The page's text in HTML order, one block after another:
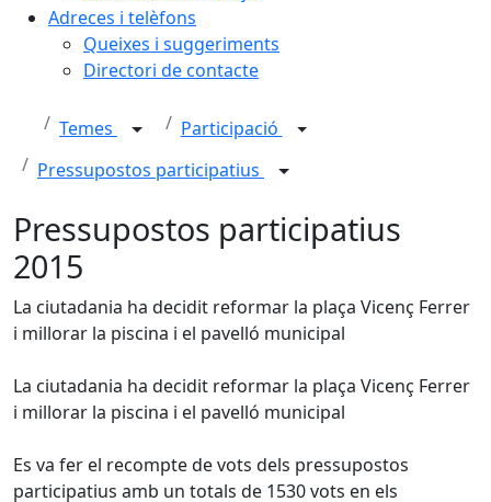
Adreces i telèfons
Queixes i suggeriments
Directori de contacte
Temes
Participació
Pressupostos participatius
Pressupostos participatius
2015
La ciutadania ha decidit reformar la plaça Vicenç Ferrer
i millorar la piscina i el pavelló municipal
La ciutadania ha decidit reformar la plaça Vicenç Ferrer
i millorar la piscina i el pavelló municipal
Es va fer el recompte de vots dels pressupostos
participatius amb un totals de 1530 vots en els